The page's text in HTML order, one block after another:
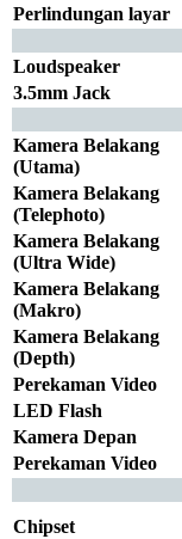
Perlindungan layar
Loudspeaker
3.5mm Jack
Kamera Belakang
(Utama)
Kamera Belakang
(Telephoto)
Kamera Belakang
(Ultra Wide)
Kamera Belakang
(Makro)
Kamera Belakang
(Depth)
Perekaman Video
LED Flash
Kamera Depan
Perekaman Video
Chipset